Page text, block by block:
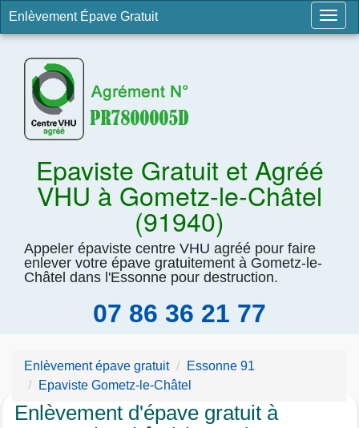
Enlèvement Épave Gratuit
Epaviste Gratuit et Agréé
VHU à Gometz-le-Châtel
(91940)
Appeler épaviste centre VHU agréé pour faire
enlever votre épave gratuitement à Gometz-le-
Châtel dans l'Essonne pour destruction.
07 86 36 21 77
Enlèvement épave gratuit
Essonne 91
Epaviste Gometz-le-Châtel
Enlèvement d'épave gratuit à